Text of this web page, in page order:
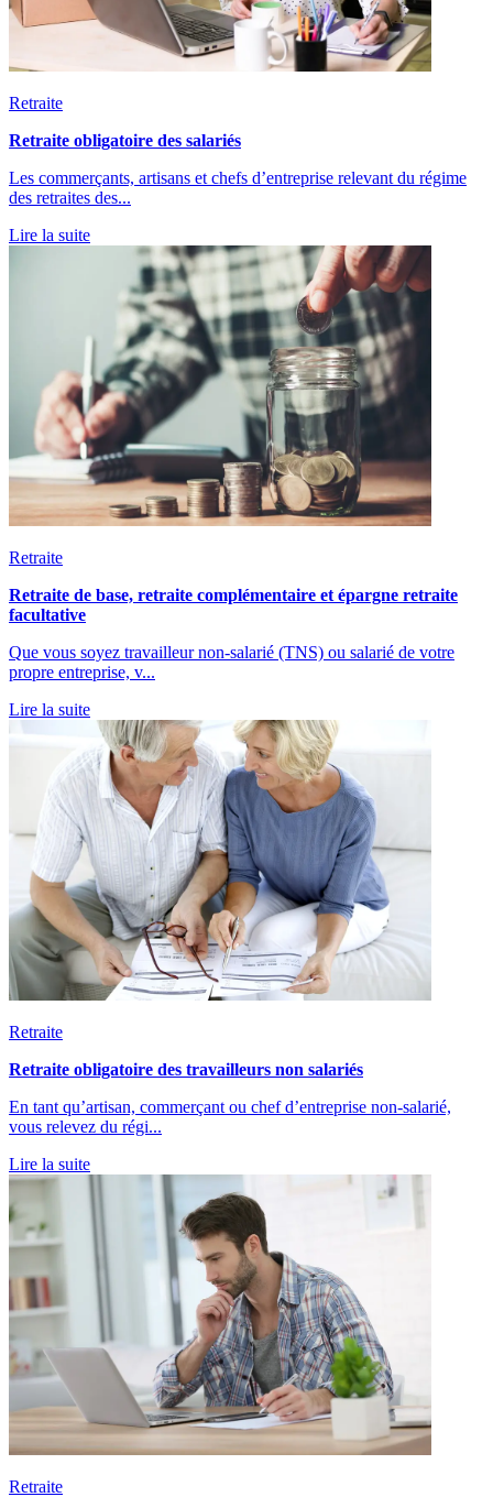
Retraite
Retraite obligatoire des salariés
Les commerçants, artisans et chefs d’entreprise relevant du régime
des retraites des...
Lire la suite
Retraite
Retraite de base, retraite complémentaire et épargne retraite
facultative
Que vous soyez travailleur non-salarié (TNS) ou salarié de votre
propre entreprise, v...
Lire la suite
Retraite
Retraite obligatoire des travailleurs non salariés
En tant qu’artisan, commerçant ou chef d’entreprise non-salarié,
vous relevez du régi...
Lire la suite
Retraite